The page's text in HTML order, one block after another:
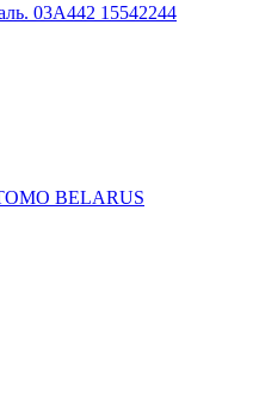
03A442 15542244
BELARUS